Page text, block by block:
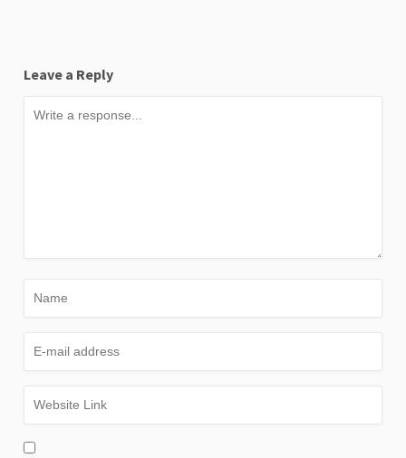
Leave a Reply